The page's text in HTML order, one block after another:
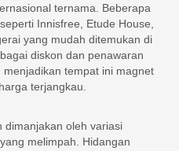
ternama. Beberapa
Innisfree, Etude House,
yang mudah ditemukan di
diskon dan penawaran
tempat ini magnet
terjangkau.
dimanjakan oleh variasi
melimpah. Hidangan